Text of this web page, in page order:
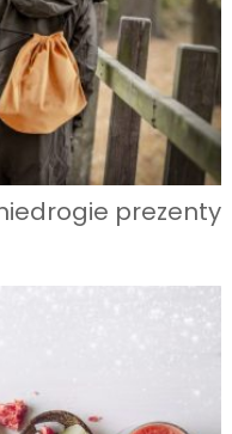
prezenty